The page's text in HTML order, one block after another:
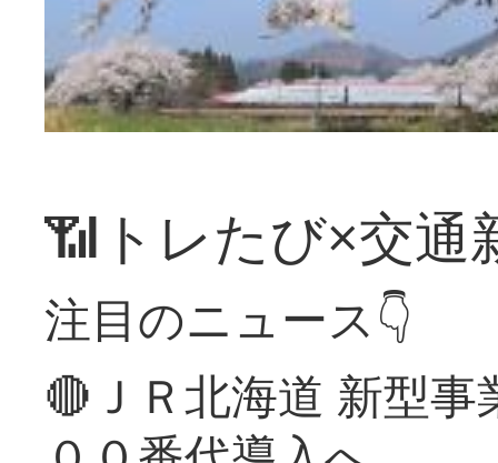
📶トレたび×交通
注目のニュース👇
🔴ＪＲ北海道 新型